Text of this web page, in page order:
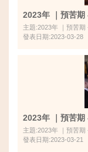
2023年 ｜預苦期
主題:2023年 ｜預苦期
發表日期:2023-03-28
2023年 ｜預苦期
主題:2023年 ｜預苦期
發表日期:2023-03-21